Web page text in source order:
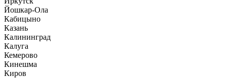
Йошкар-Ола
Кабицыно
Казань
Калининград
Калуга
Кемерово
Кинешма
Киров